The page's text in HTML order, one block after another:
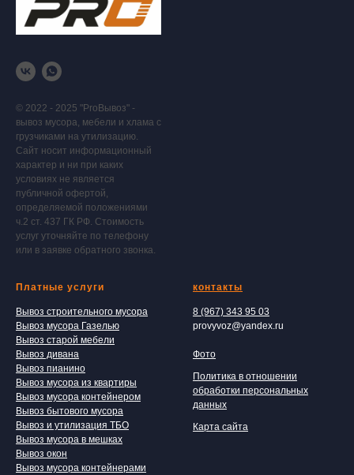
© 2022 - 2025 "ProВывоз" -
вывоз мусора, мебели и хлама с
грузчиками на утилизацию.
Сайт носит информационный
характер и ни при каких
условиях не является
публичной офертой,
определяемой положениями
ч.2 ст. 437 ГК РФ. Стоимость
услуг уточняйте по телефону
или в заявке обратного звонка.
Платные услуги
Вывоз строительного мусора
Вывоз мусора Газелью
Вывоз старой мебели
Вывоз дивана
Вывоз пианино
Вывоз мусора из квартиры
Вывоз мусора контейнером
Вывоз бытового мусора
Вывоз и утилизация ТБО
Вывоз мусора в мешках
Вывоз окон
Вывоз мусора контейнерами
контакты
8 (967) 343 95 03
provyvoz@yandex.ru
Фото
Политика в отношении
обработки персональных
данных
Карта сайта